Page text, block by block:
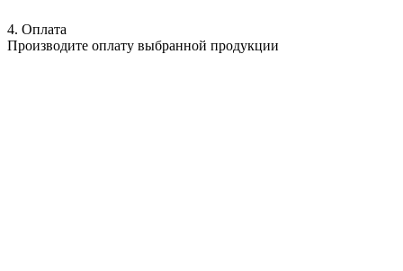
4. Оплата
Производите оплату выбранной продукции